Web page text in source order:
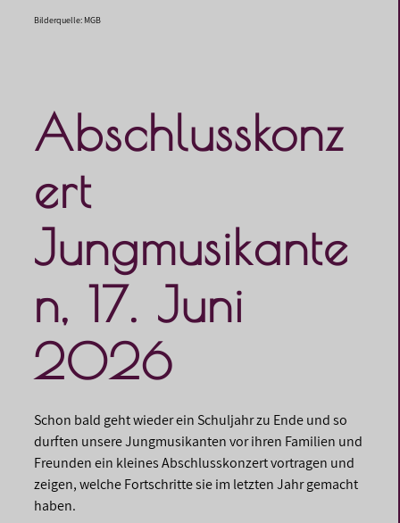
Bilderquelle: MGB
Abschlusskonz
ert
Jungmusikante
n, 17. Juni
2026
Schon bald geht wieder ein Schuljahr zu Ende und so
durften unsere Jungmusikanten vor ihren Familien und
Freunden ein kleines Abschlusskonzert vortragen und
zeigen, welche Fortschritte sie im letzten Jahr gemacht
haben.